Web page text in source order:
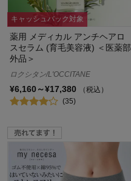
キャッシュバック対象
薬用 メディカル アンチヘアロ
スセラム (育毛美容液) ＜医薬部
外品＞
ロクシタン/L'OCCITANE
¥6,160～¥17,380
（税込）
(35)